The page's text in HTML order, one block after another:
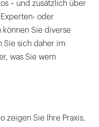
– und zusätzlich über
oder
können Sie diverse
Sie sich daher im
was Sie wem
zeigen Sie Ihre Praxis,